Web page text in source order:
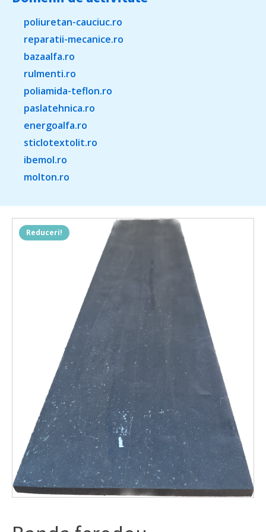
poliuretan-cauciuc.ro
reparatii-mecanice.ro
bazaalfa.ro
rulmenti.ro
poliamida-teflon.ro
paslatehnica.ro
energoalfa.ro
sticlotextolit.ro
ibemol.ro
molton.ro
Reduceri!